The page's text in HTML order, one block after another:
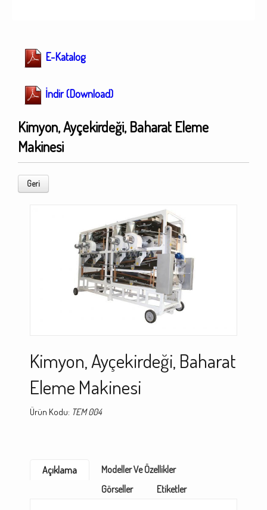
E-Katalog
İndir (Download)
Kimyon, Ayçekirdeği, Baharat Eleme
Makinesi
Geri
Kimyon, Ayçekirdeği, Baharat
Eleme Makinesi
Ürün Kodu: TEM 004
Açıklama
Modeller Ve Özellikler
Görseller
Etiketler